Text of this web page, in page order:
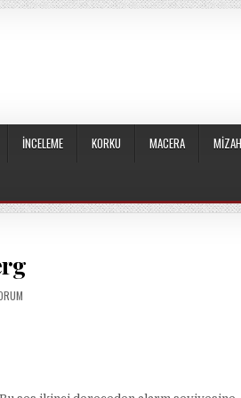
İNCELEME KORKU MACERA MIZAH